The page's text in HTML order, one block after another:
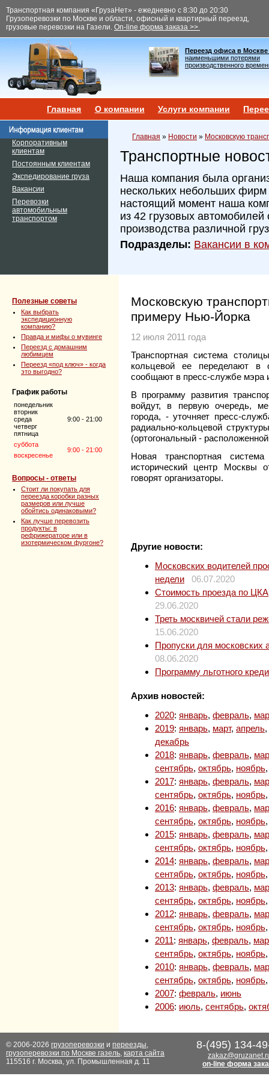
Транспортная компания «ГрузаНет» - ежедневно с 8:30 до 20:30
Грузоперевозки по Москве и области, офисный и квартирный переезд,
грузовые перевозки на Газели. On-line форма заказа >>
Переезд офиса в Москве
наименьшими потерями
производственного
Главная О компании Услуги компании
Корпоративным
клиентам
Постоянным клиентам
Экспедирование груза
Вакансии
Перевозки
автомобильным
транспортом
Главная » Новости » Московскую
Транспортные
Наша компания была
нескольких небольших фирм
настоящий момент наша
из 42 грузовых автомобилей
производства различной
Подразделы: Вакансии в
Полезные советы
Как выбрать
экспедиционную
компанию?
Правда и мифы о мувинге
Переезд с домашним
любимцем
Переезд «под ключ» - когда
это выгодно?
График работы
понедельник
вторник
среда
четверг
пятница
9:00 - 21:00
суббота
9:00 - 21:00
воскресенье
Вопросы - ответы
Стоит ли покупать для
переезда коробки разных
размеров или лучше
обойтись одинаковыми?
Как лучше перевозить
продукты: в
рефрижераторе или в
изотермическом фургоне?
Московскую
примеру Нью-Йорка
12 июля 2011 года
Транспортная система
кольцевой ее переделают в
сообщают в пресс-службе мэра
В программу развития
войдут, в первую очередь,
города, - уточняет пресс-
радиально-кольцевой
(ортогональный -
Новая транспортная
исторический центр Москвы
говорят организаторы.
Другие новости:
Московских водителей
недели
06.07.2020
Стоимость проезда по
29.06.2020
Треть москвичей стали
15.06.2020
Пропуски для московских
08.06.2020
Программу льготного
Архив новостей:
2020: январь, февраль,
2019: январь, март, апрель,
декабрь
2018: январь, февраль,
сентябрь, октябрь, ноябрь
2017: январь, февраль,
сентябрь, октябрь, ноябрь
2016: январь, февраль,
сентябрь, октябрь, ноябрь
2015: январь, февраль,
сентябрь, октябрь, ноябрь
2014: январь, февраль,
сентябрь, октябрь, ноябрь
2013: январь, февраль,
сентябрь, октябрь, ноябрь
2012: январь, февраль,
сентябрь, октябрь, ноябрь
2011: январь, февраль,
сентябрь, октябрь, ноябрь
2010: январь, февраль,
сентябрь, октябрь, ноябрь
2007: февраль, июнь
2006: июль, сентябрь,
© 2006-2026 грузоперевозки и переезды,
грузоперевозки по Москве газель, карта сайта
115516 г. Москва, ул. Промышленная д. 11
8-(495) 134-
on-line форма